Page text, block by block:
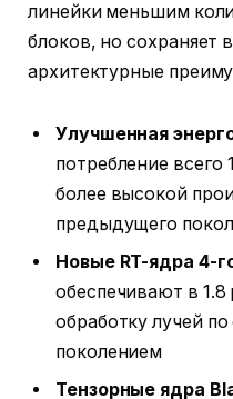
линейки меньшим
блоков, но сохраняет
архитектурные
Улучшенная
потребление всего
более высокой
предыдущего
Новые RT-ядра 4-
обеспечивают в
обработку лучей
поколением
Тензорные ядра